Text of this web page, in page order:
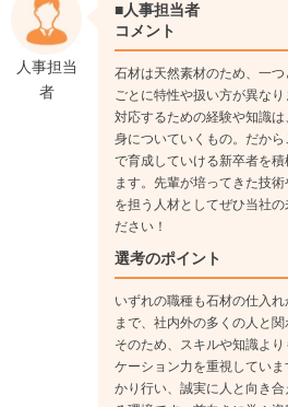
人事担当
者
■人事担当者
コメント
石材は天然素材のため、一
ごとに特性や扱い方が異な
対応するための経験や知識
身についていくもの。だか
で育成していける新卒者を
ます。先輩が培ってきた技
を担う人材としてぜひ当社
ださい！
選考のポイント
いずれの職種も石材の仕入
まで、社内外の多くの人と
そのため、スキルや知識よ
ケーション力を重視してい
かり行い、誠実に人と向き